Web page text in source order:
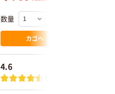
数量
カゴへ
4.6
(31)